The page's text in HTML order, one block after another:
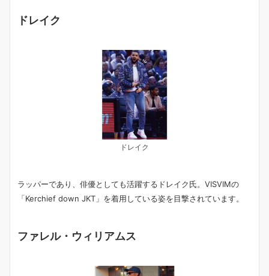
ドレイク
ドレイク
ラッパーであり、俳優としても活躍するドレイク氏。VISVIMの
「Kerchief down JKT」を着用している姿を目撃されています。
ファレル・ウィリアムス